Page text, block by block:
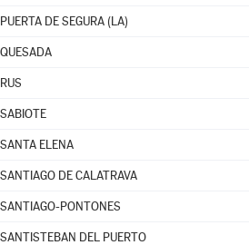
PUERTA DE SEGURA (LA)
QUESADA
RUS
SABIOTE
SANTA ELENA
SANTIAGO DE CALATRAVA
SANTIAGO-PONTONES
SANTISTEBAN DEL PUERTO